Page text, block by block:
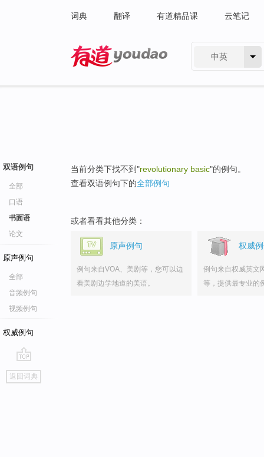
词典 翻译 有道精品课 云笔记
中英
双语例句
全部
口语
书面语
论文
原声例句
全部
音频例句
视频例句
权威例句
go
top
返回词典
当前分类下找不到"revolutionary basic"的例句。
查看双语例句下的全部例句
或者看看其他分类：
原声例句
例句来自VOA、美剧等，您可以边
看美剧边学地道的美语。
权威
例句来自权威英文
等，提供最专业的